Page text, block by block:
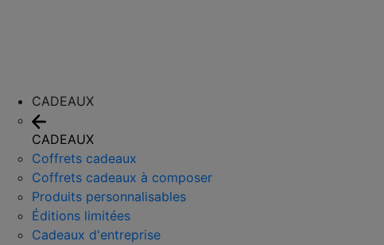
CADEAUX
CADEAUX
Coffrets cadeaux
Coffrets cadeaux à composer
Produits personnalisables
Éditions limitées
Cadeaux d'entreprise